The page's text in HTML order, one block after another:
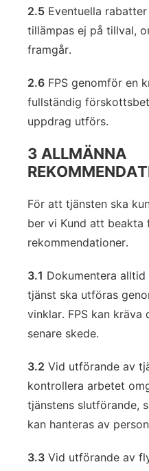
2.5 Eventuella
tillämpas ej på tillval,
framgår.
2.6 FPS genomför en
fullständig
uppdrag utförs.
3 ALLMÄNNA
För att tjänsten ska
ber vi Kund att beakta
rekommendationer.
3.1 Dokumentera
tjänst ska utföras
vinklar. FPS kan
senare skede.
3.2 Vid utförande av
kontrollera arbetet
tjänstens slutförande,
kan hanteras av
3.3 Vid utförande av